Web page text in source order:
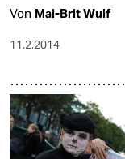
Von Mai-Brit Wulf
11.2.2014